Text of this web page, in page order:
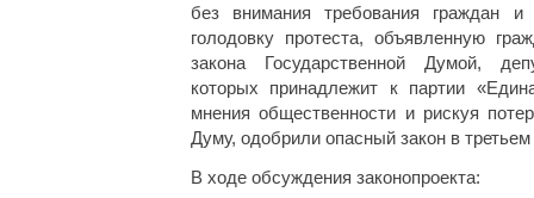
без внимания требования граждан и
голодовку протеста, объявленную
закона Государственной Думой,
которых принадлежит к партии
мнения общественности и рискуя
Думу, одобрили опасный закон в третьем
В ходе обсуждения законопроекта: